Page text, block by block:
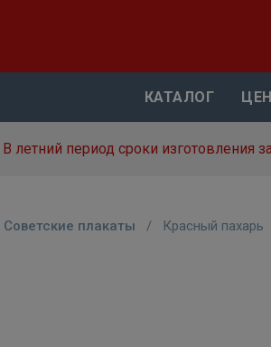
КАТАЛОГ
В летний период сроки изготовления
Советские плакаты / Красный пахарь